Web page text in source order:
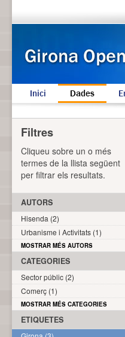
Inici Dades
Filtres
Cliqueu sobre un o més
termes de la llista següent
per filtrar els resultats.
AUTORS
Hisenda (2)
Urbanisme i Activitats (1)
MOSTRAR MÉS AUTORS
CATEGORIES
Sector públic (2)
Comerç (1)
MOSTRAR MÉS CATEGORIES
ETIQUETES